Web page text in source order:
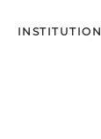
INSTITUTION